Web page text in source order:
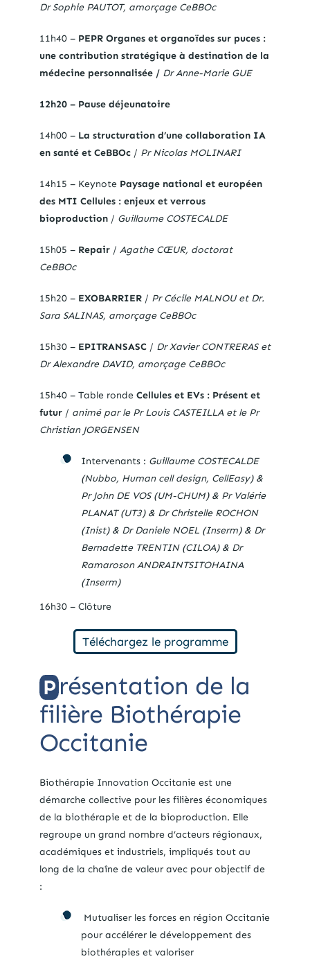
Dr Sophie PAUTOT, amorçage CeBBOc
11h40 – PEPR Organes et organoïdes sur puces :
une contribution stratégique à destination de la
médecine personnalisée / Dr Anne-Marie GUE
12h20 – Pause déjeunatoire
14h00 – La structuration d’une collaboration IA
en santé et CeBBOc / Pr Nicolas MOLINARI
14h15 – KeynotePaysage national et européen
des MTI Cellules : enjeux et verrous
bioproduction / Guillaume COSTECALDE
15h05 –Repair / Agathe CŒUR, doctorat
CeBBOc
15h20 – EXOBARRIER / Pr Cécile MALNOU et Dr.
Sara SALINAS, amorçage CeBBOc
15h30 –EPITRANSASC / Dr Xavier CONTRERAS et
Dr Alexandre DAVID, amorçage CeBBOc
15h40 – Table rondeCellules et EVs : Présent et
futur/ animé par le Pr Louis CASTEILLA et le Pr
Christian JORGENSEN
Intervenants : Guillaume COSTECALDE
(Nubbo, Human cell design, CellEasy) &
Pr John DE VOS (UM-CHUM) & Pr Valérie
PLANAT (UT3) & Dr Christelle ROCHON
(Inist) & Dr Daniele NOEL (Inserm) & Dr
Bernadette TRENTIN (CILOA) & Dr
Ramaroson ANDRAINTSITOHAINA
(Inserm)
16h30 – Clôture
Téléchargez le programme
Présentation de la
filière Biothérapie
Occitanie
Biothérapie Innovation Occitanie est une
démarche collective pour les filières économiques
de la biothérapie et de la bioproduction. Elle
regroupe un grand nombre d’acteurs régionaux,
académiques et industriels, impliqués tout au
long de la chaîne de valeur avec pour objectif de
:
Mutualiser les forces en région Occitanie
pour accélérer le développement des
biothérapies et valoriser